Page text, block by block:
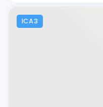
ICA3